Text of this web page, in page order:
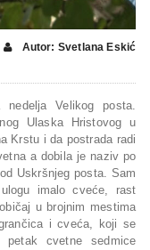
Autor: Svetlana Eskić
Velikog posta.
Ulaska Hristovog u
Krstu i da postrada radi
a dobila je naziv po
Uskršnjeg posta. Sam
imalo cveće, rast
u brojnim mestima
i cveća, koji se
cvetne sedmice